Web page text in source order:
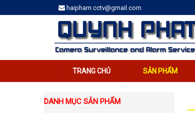
haipham.cctv@gmail.com
TRANG CHỦ SẢN PHẨM
DANH MỤC SẢN PHẨM